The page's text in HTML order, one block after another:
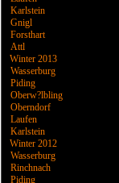
Karlstein
Gnigl
Forsthart
Attl
Winter 2013
Wasserburg
Piding
Oberw?lbling
Oberndorf
Laufen
Karlstein
Winter 2012
Wasserburg
Rinchnach
Piding